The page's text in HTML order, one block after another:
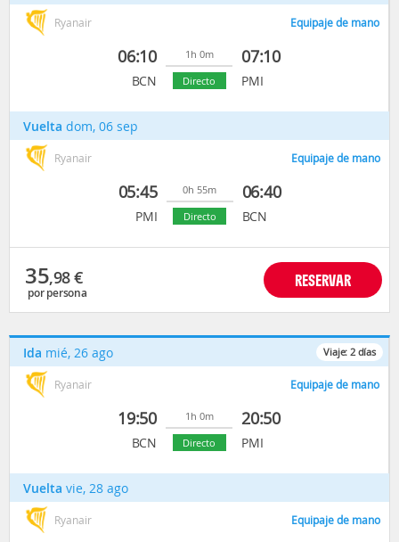
Ryanair Equipaje de mano
06:10
BCN
1h 0m
Directo
07:10
PMI
Vuelta dom, 06 sep
Ryanair Equipaje de mano
05:45
PMI
0h 55m
Directo
06:40
BCN
35,98€
por persona
RESERVAR
Viaje: 2 días
Ida mié, 26 ago
Ryanair Equipaje de mano
19:50
BCN
1h 0m
Directo
20:50
PMI
Vuelta vie, 28 ago
Ryanair Equipaje de mano